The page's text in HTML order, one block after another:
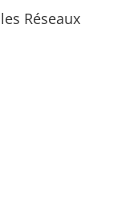
Réseaux